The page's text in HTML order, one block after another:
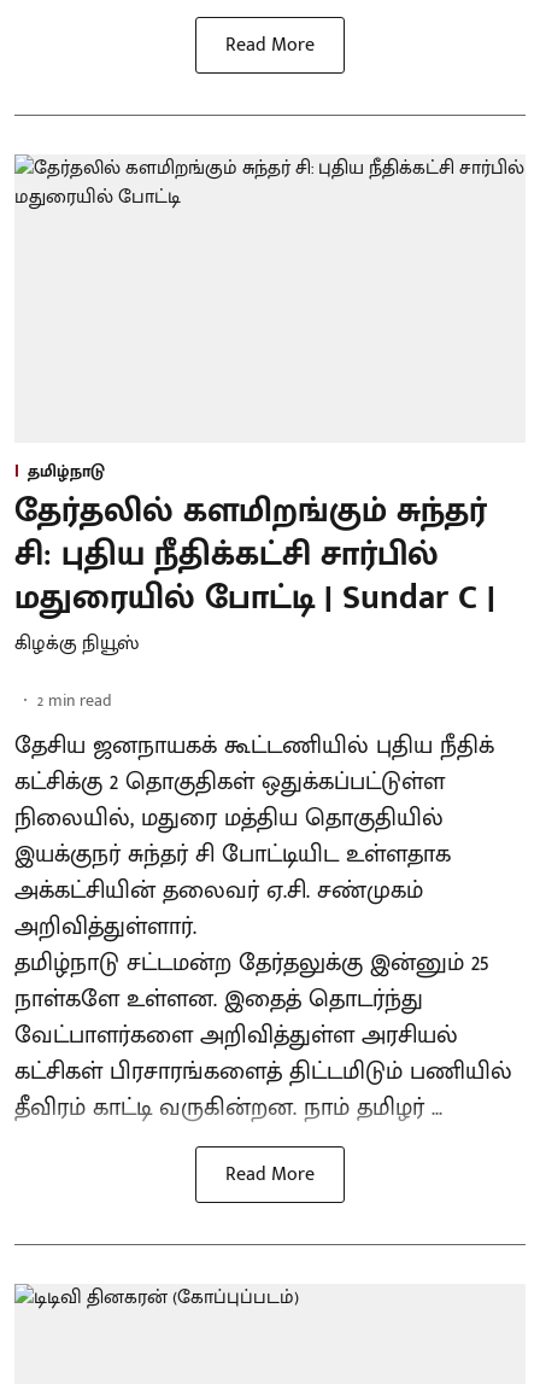
Read More
தமிழ்நாடு
தேர்தலில் களமிறங்கும் சுந்தர்
சி: புதிய நீதிக்கட்சி சார்பில்
மதுரையில் போட்டி | Sundar C |
கிழக்கு நியூஸ்
2 min read
தேசிய ஜனநாயகக் கூட்டணியில் புதிய நீதிக்
கட்சிக்கு 2 தொகுதிகள் ஒதுக்கப்பட்டுள்ள
நிலையில், மதுரை மத்திய தொகுதியில்
இயக்குநர் சுந்தர் சி போட்டியிட உள்ளதாக
அக்கட்சியின் தலைவர் ஏ.சி. சண்முகம்
அறிவித்துள்ளார்.
தமிழ்நாடு சட்டமன்ற தேர்தலுக்கு இன்னும் 25
நாள்களே உள்ளன. இதைத் தொடர்ந்து
வேட்பாளர்களை அறிவித்துள்ள அரசியல்
கட்சிகள் பிரசாரங்களைத் திட்டமிடும் பணியில்
தீவிரம் காட்டி வருகின்றன. நாம் தமிழர் ...
Read More